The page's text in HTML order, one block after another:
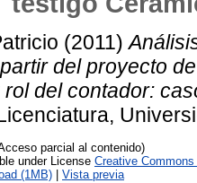
(2011)
del proyecto
del contador:
parcial al contenido)
under License Creative
(1MB)
Vista previa